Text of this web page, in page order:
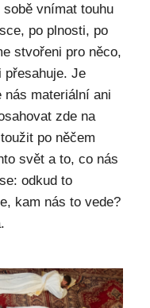
vnímat touhu
po plnosti, po
stvořeni pro něco,
přesahuje. Je
materiální ani
zde na
po něčem
svět a to, co nás
odkud to
kam nás to vede?